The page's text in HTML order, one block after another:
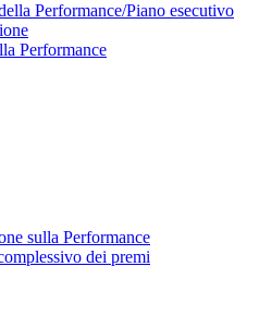
Performance/Piano esecutivo
Performance
sulla Performance
dei premi